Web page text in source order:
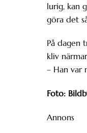
lurig, kan
göra det
På dagen
kliv
– Han var
Foto:
Annons